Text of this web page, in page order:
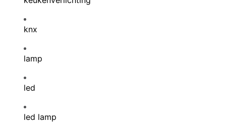
knx
lamp
led
led lamp